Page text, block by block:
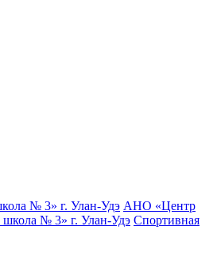
№ 3» г. Улан-Удэ АНО «Центр
№ 3» г. Улан-Удэ Спортивная